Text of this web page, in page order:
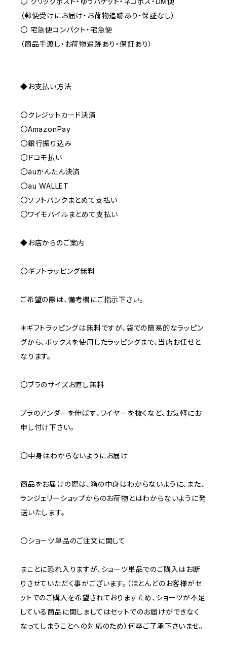
（郵便受けにお届け・お荷物追跡あり・保証なし）
〇 宅急便コンパクト・宅急便
（商品手渡し・お荷物追跡あり・保証あり）
◆お支払い方法
〇クレジットカード決済
〇AmazonPay
〇銀行振り込み
〇ドコモ払い
〇auかんたん決済
〇au WALLET
〇ソフトバンクまとめて支払い
〇ワイモバイルまとめて支払い
◆お店からのご案内
〇ギフトラッピング無料
ご希望の際は、備考欄にご指示下さい。
＊ギフトラッピングは無料ですが、袋での簡易的なラッピン
グから、ボックスを使用したラッピングまで、当店お任せと
なります。
〇ブラのサイズお直し無料
ブラのアンダーを伸ばす、ワイヤーを抜くなど、お気軽にお
申し付け下さい。
〇中身はわからないようにお届け
商品をお届けの際は、箱の中身はわからないように、また、
ランジェリーショップからのお荷物とはわからないように発
送いたします。
〇ショーツ単品のご注文に関して
まことに恐れ入りますが、ショーツ単品でのご購入はお断
りさせていただく事がございます。（ほとんどのお客様がセ
ットでのご購入を希望されておりますため、ショーツが不足
している商品に関しましてはセットでのお届けができなく
なってしまうことへの対応のため）何卒ご了承下さいませ。